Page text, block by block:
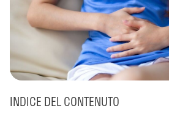
INDICE DEL CONTENUTO